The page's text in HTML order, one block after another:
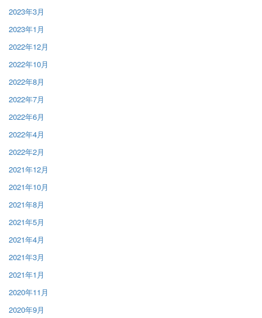
2023年3月
2023年1月
2022年12月
2022年10月
2022年8月
2022年7月
2022年6月
2022年4月
2022年2月
2021年12月
2021年10月
2021年8月
2021年5月
2021年4月
2021年3月
2021年1月
2020年11月
2020年9月